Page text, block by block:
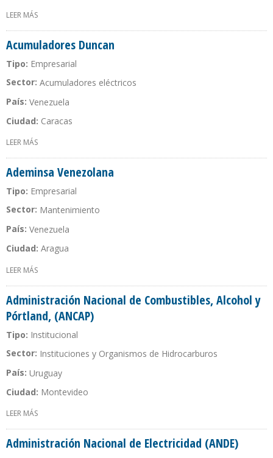
LEER MÁS
Acumuladores Duncan
Tipo: Empresarial
Sector: Acumuladores eléctricos
País: Venezuela
Ciudad: Caracas
LEER MÁS
Ademinsa Venezolana
Tipo: Empresarial
Sector: Mantenimiento
País: Venezuela
Ciudad: Aragua
LEER MÁS
Administración Nacional de Combustibles, Alcohol y
Pórtland, (ANCAP)
Tipo: Institucional
Sector: Instituciones y Organismos de Hidrocarburos
País: Uruguay
Ciudad: Montevideo
LEER MÁS
Y PÓRTLAND, (ANCAP)
Administración Nacional de Electricidad (ANDE)